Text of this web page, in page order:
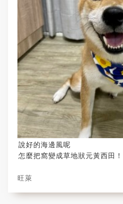
說好的海邊風呢
怎麼把窩變成草地狀元黃西田！
旺萊